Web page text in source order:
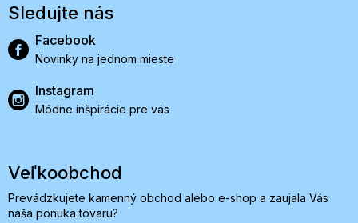
Sledujte nás
Facebook
Novinky na jednom mieste
Instagram
Módne inšpirácie pre vás
Veľkoobchod
Prevádzkujete kamenný obchod alebo e-shop a zaujala Vás
naša ponuka tovaru?